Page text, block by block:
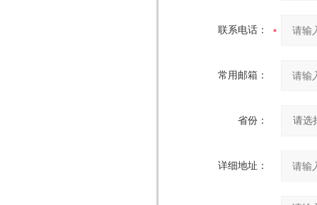
联系电话：
常用邮箱：
省份：
详细地址：